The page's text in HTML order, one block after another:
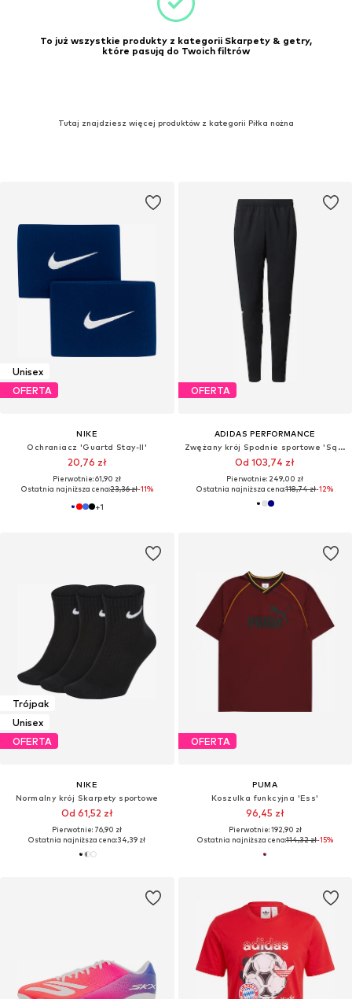
To już wszystkie produkty z kategorii Skarpety & getry,
które pasują do Twoich filtrów
Tutaj znajdziesz więcej produktów z kategorii Piłka nożna
Unisex
OFERTA
NIKE
Ochraniacz 'Guartd Stay-II'
20,76 zł
Pierwotnie: 61,90 zł
Ostatnia najniższa cena:23,36 zł-11%
+1
OFERTA
ADIDAS PERFORMANCE
Zwężany krój Spodnie sportowe 'Squadra 25'
Od 103,74 zł
Pierwotnie: 249,00 zł
Ostatnia najniższa cena:118,74 zł-12%
Trójpak
Unisex
OFERTA
NIKE
Normalny krój Skarpety sportowe
Od 61,52 zł
Pierwotnie: 76,90 zł
Ostatnia najniższa cena:34,39 zł
OFERTA
PUMA
Koszulka funkcyjna 'Ess'
96,45 zł
Pierwotnie: 192,90 zł
Ostatnia najniższa cena:114,32 zł-15%